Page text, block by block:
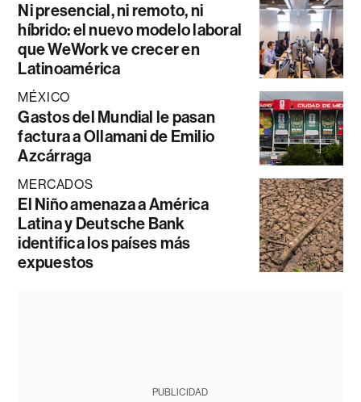
Ni presencial, ni remoto, ni
híbrido: el nuevo modelo laboral
que WeWork ve crecer en
Latinoamérica
MÉXICO
Gastos del Mundial le pasan
factura a Ollamani de Emilio
Azcárraga
MERCADOS
El Niño amenaza a América
Latina y Deutsche Bank
identifica los países más
expuestos
PUBLICIDAD